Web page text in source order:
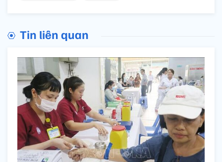
Tin liên quan